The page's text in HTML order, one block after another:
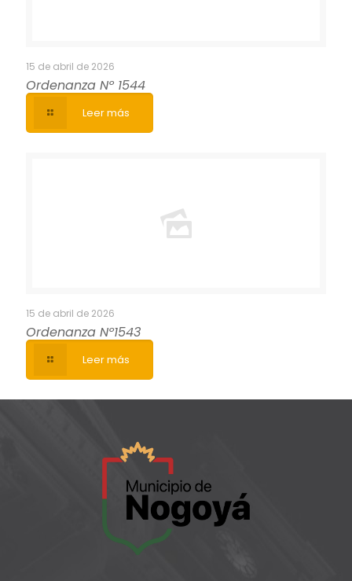
15 de abril de 2026
Ordenanza Nº 1544
Leer más
15 de abril de 2026
Ordenanza Nº1543
Leer más